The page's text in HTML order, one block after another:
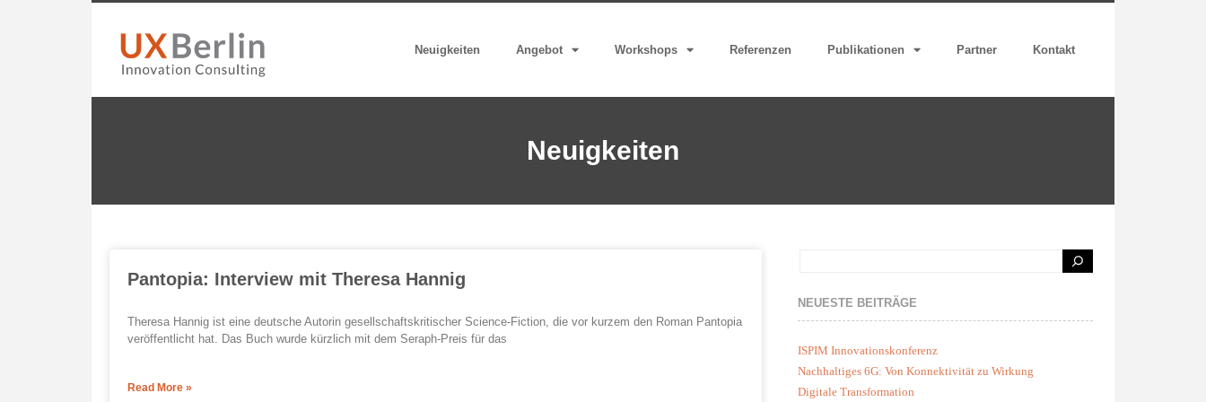
Neuigkeiten Angebot Workshops Referenzen Publikationen Partner Kontakt
Neuigkeiten
Pantopia: Interview mit Theresa Hannig
Theresa Hannig ist eine deutsche Autorin gesellschaftskritischer Science-Fiction, die vor kurzem den Roman Pantopia
veröffentlicht hat. Das Buch wurde kürzlich mit dem Seraph-Preis für das
Read More »
NEUESTE BEITRÄGE
ISPIM Innovationskonferenz
Nachhaltiges 6G: Von Konnektivität zu Wirkung
Digitale Transformation